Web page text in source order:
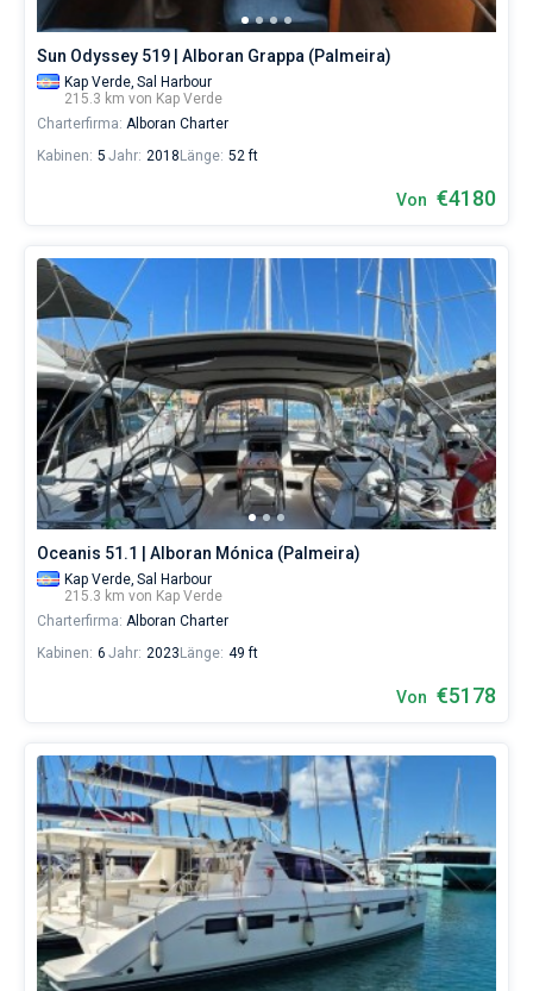
Boot
und
selbst
verwalten.
Im
Sailica-
Angebote
der
Kap
Verde
von
sowohl
für
Liebhaber
eines
erholsamen
Urlaubs
als
auch
Segler,
sich
nicht
vorstellen.
Nahe
Palmeira
Sun Odyssey 519 | Alboran Grappa (Palmeira)
Kap Verde, Sal Harbour
215.3 km von Kap Verde
Charterfirma: Alboran Charter
Kabinen: 5 Jahr: 2018 Länge: 52 ft
Von €4180
Oceanis 51.1 | Alboran Mónica (Palmeira)
Kap Verde, Sal Harbour
215.3 km von Kap Verde
Charterfirma: Alboran Charter
Kabinen: 6 Jahr: 2023 Länge: 49 ft
Von €5178